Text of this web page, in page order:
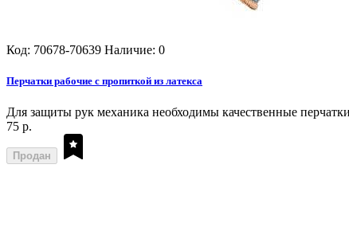
Код: 70678-70639 Наличие: 0
Перчатки рабочие с пропиткой из латекса
Для защиты рук механика необходимы качественные
75 р.
Продан